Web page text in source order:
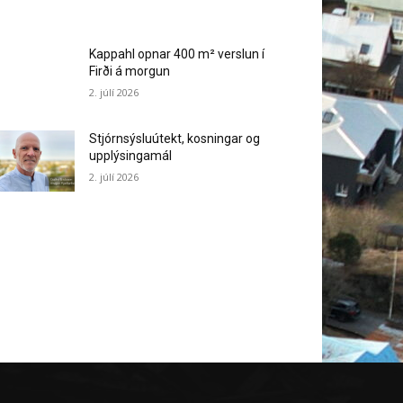
Kappahl opnar 400 m² verslun í
Firði á morgun
2. júlí 2026
Stjórnsýsluútekt, kosningar og
upplýsingamál
2. júlí 2026